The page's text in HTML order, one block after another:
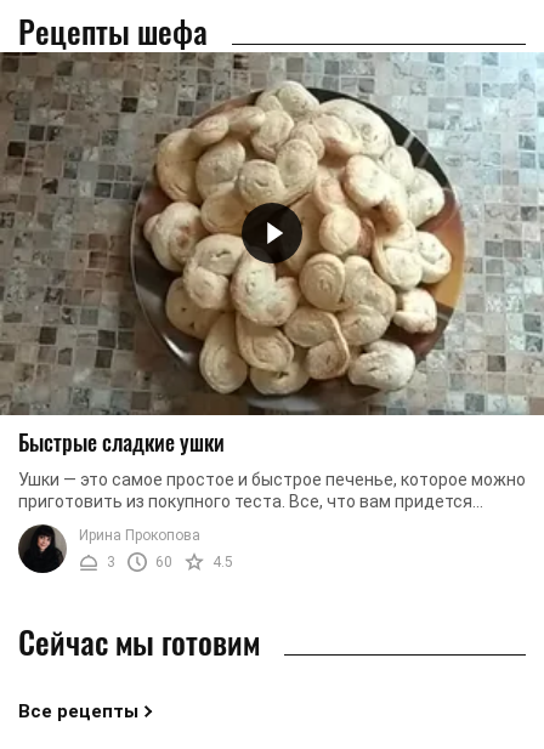
Рецепты шефа
Быстрые сладкие ушки
Ушки — это самое простое и быстрое печенье, которое можно
приготовить из покупного теста. Все, что вам придется
сделать — это вынуть тесто из ...
Ирина Прокопова
3
60 4.5
Сейчас мы готовим
Все рецепты